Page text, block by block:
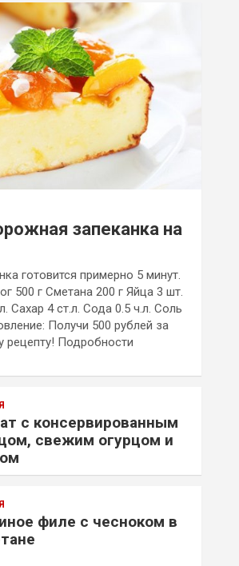
запеканка на
готовится примерно 5 минут.
500 г Сметана 200 г Яйца 3 шт.
Сахар 4 ст.л. Сода 0.5 ч.л. Соль
Получи 500 рублей за
рецепту! Подробности
с консервированным
свежим огурцом и
филе с чесноком в